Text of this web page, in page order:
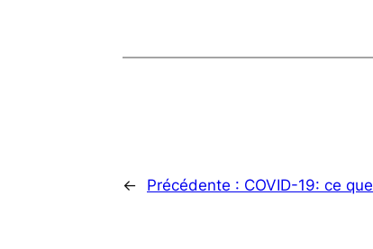
← Précédente : COVID-19: ce